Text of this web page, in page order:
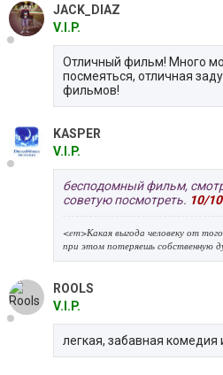
JACK_DIAZ
V.I.P.
Отличный фильм! Много
посмеяться, отличная
фильмов!
KASPER
V.I.P.
бесподомный фильм,
советую посмотреть. 10/10
<em>Какая выгода человеку от
при этом потеряешь собственную
ROOLS
V.I.P.
легкая, забавная комедия